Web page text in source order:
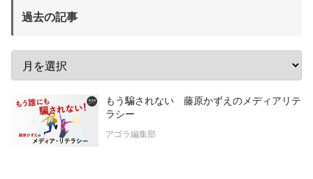
過去の記事
もう騙されない 藤原かずえのメディアリテ
ラシー
アゴラ編集部